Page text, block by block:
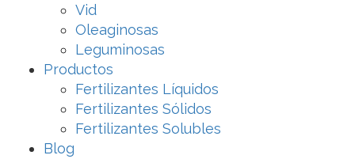
Vid
Oleaginosas
Leguminosas
Productos
Fertilizantes Líquidos
Fertilizantes Sólidos
Fertilizantes Solubles
Blog